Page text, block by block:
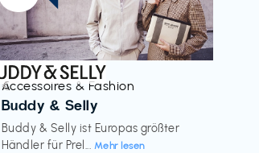
Accessoires & Fashion
Buddy & Selly
Buddy & Selly ist Europas größter
Händler für Prel... Mehr lesen
€‎